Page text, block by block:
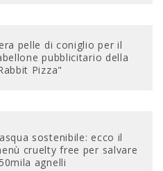
pelle di coniglio per il
pubblicitario della
Pizza"
sostenibile: ecco il
cruelty free per salvare
agnelli